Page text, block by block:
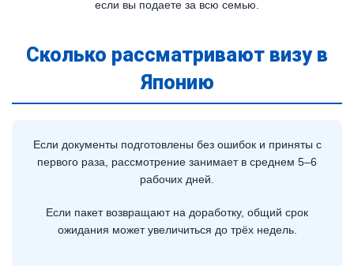
если вы подаете за всю семью.
Сколько рассматривают визу в
Японию
Если документы подготовлены без ошибок и приняты с
первого раза, рассмотрение занимает в среднем 5–6
рабочих дней.
Если пакет возвращают на доработку, общий срок
ожидания может увеличиться до трёх недель.